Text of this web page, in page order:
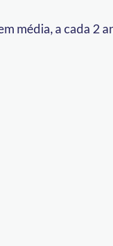
média, a cada 2